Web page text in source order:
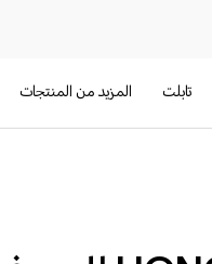
تابلت المزيد من المنتجات